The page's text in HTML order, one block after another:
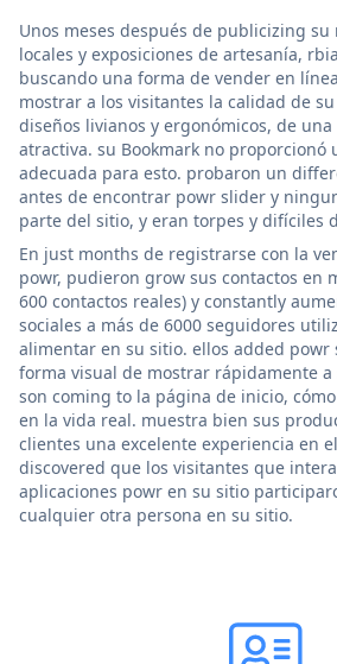
Unos meses después de publicizing su
locales y exposiciones de artesanía,
buscando una forma de vender en
mostrar a los visitantes la calidad de
diseños livianos y ergonómicos, de
atractiva. su Bookmark no proporcionó
adecuada para esto. probaron un
antes de encontrar powr slider y
parte del sitio, y eran torpes y difíciles
En just months de registrarse con la
powr, pudieron grow sus contactos en
600 contactos reales) y constantly
sociales a más de 6000 seguidores
alimentar en su sitio. ellos added powr
forma visual de mostrar rápidamente a
son coming to la página de inicio,
en la vida real. muestra bien sus
clientes una excelente experiencia en
discovered que los visitantes que
aplicaciones powr en su sitio
cualquier otra persona en su sitio.